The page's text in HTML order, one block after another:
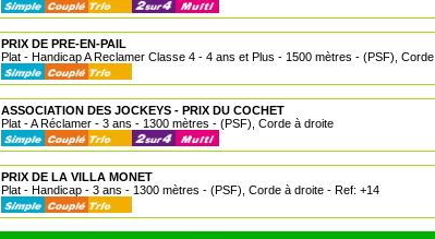
PRIX DE PRE-EN-PAIL
Plat - Handicap A Reclamer Classe 4 - 4 ans et Plus - 1500 mètres - (PSF), Corde
ASSOCIATION DES JOCKEYS - PRIX DU COCHET
Plat - A Réclamer - 3 ans - 1300 mètres - (PSF), Corde à droite
PRIX DE LA VILLA MONET
Plat - Handicap - 3 ans - 1300 mètres - (PSF), Corde à droite - Ref: +14